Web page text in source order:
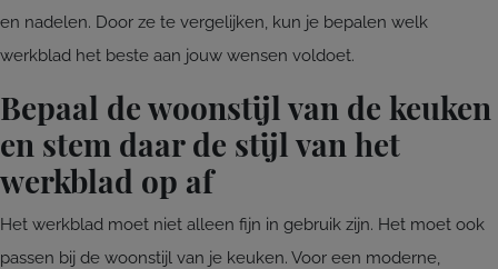
en nadelen. Door ze te vergelijken, kun je bepalen welk
werkblad het beste aan jouw wensen voldoet.
Bepaal de woonstijl van de keuken
en stem daar de stijl van het
werkblad op af
Het werkblad moet niet alleen fijn in gebruik zijn. Het moet ook
passen bij de woonstijl van je keuken. Voor een moderne,